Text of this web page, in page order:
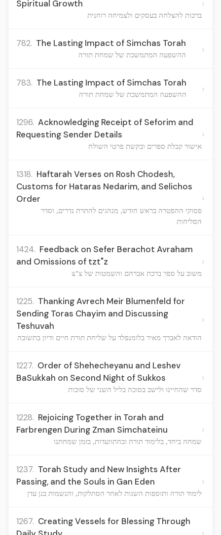
Spiritual Growth
ברכות להצלחה בעסקים ולצמיחה רוחנית
›
782. The Lasting Impact of Simchas Torah
ההשפעה המתמשכת של שמחת תורה ›
783. The Lasting Impact of Simchas Torah
ההשפעה המתמשכת של שמחת תורה ›
1296. Acknowledging Receipt of Seforim and
Requesting Sender Details
אישור קבלת ספרים ובקשת פרטי השולח
›
1318. Haftarah Verses on Rosh Chodesh,
Customs for Hataras Nedarim, and Selichos
Order
פסוקי ההפטרה בראש חודש, מנהגים להתרת נדרים, וסדר
הסליחות
›
1424. Feedback on Sefer Berachot Avraham
and Omissions of tzt"z
משוב על ספר ברכת אברהם והשמטות של צ"צ
›
1225. Thanking Avrech Meir Blumenfeld for
Sending Toras Chayim and Discussing
Teshuvah
הודאה לאברך מאיר בלומנפלד על שליחת תורת חיים ודיון בתשובה
›
1227. Order of Shehecheyanu and Leshev
BaSukkah on Second Night of Sukkos
סדר שהחיינו ולישב בסוכה בליל השני של סוכות
›
1228. Rejoicing Together in Torah and
Farbrengen During Zman Simchateinu
שמחה ביחד, בלימוד תורה ובהתוועדות, בזמן שמחתנו
›
1237. Torah Study and New Insights After
Passing, and the Souls in Gan Eden
לימוד תורה ותוספות השגות לאחר הסתלקות, והנשמות בגן עדן
›
1267. Creating Vessels for Blessing Through